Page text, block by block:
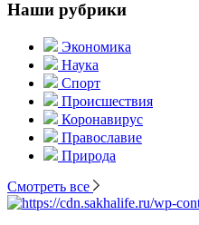
Наши рубрики
Экономика
Наука
Спорт
Происшествия
Коронавирус
Православие
Природа
Смотреть все